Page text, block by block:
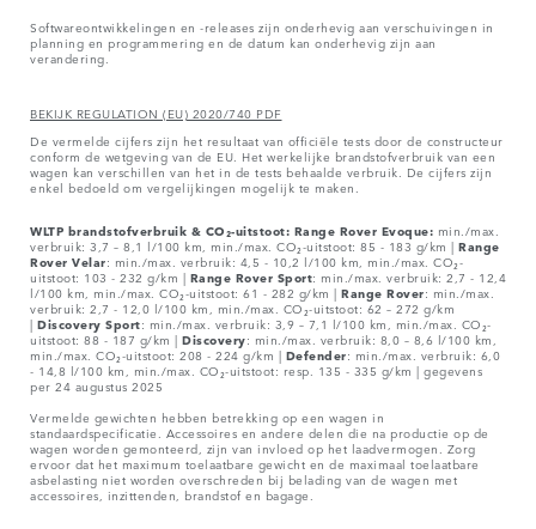
Softwareontwikkelingen en -releases zijn onderhevig aan verschuivingen in
planning en programmering en de datum kan onderhevig zijn aan
verandering.
BEKIJK REGULATION (EU) 2020/740 PDF
De vermelde cijfers zijn het resultaat van officiële tests door de constructeur
conform de wetgeving van de EU. Het werkelijke brandstofverbruik van een
wagen kan verschillen van het in de tests behaalde verbruik. De cijfers zijn
enkel bedoeld om vergelijkingen mogelijk te maken.
WLTP brandstofverbruik & CO₂-uitstoot: Range Rover Evoque: min./max.
verbruik: 3,7 – 8,1 l/100 km, min./max. CO₂-uitstoot: 85 - 183 g/km | Range
Rover Velar: min./max. verbruik: 4,5 - 10,2 l/100 km, min./max. CO₂-
uitstoot: 103 - 232 g/km | Range Rover Sport: min./max. verbruik: 2,7 - 12,4
l/100 km, min./max. CO₂-uitstoot: 61 - 282 g/km | Range Rover: min./max.
verbruik: 2,7 - 12,0 l/100 km, min./max. CO₂-uitstoot: 62 – 272 g/km
| Discovery Sport: min./max. verbruik: 3,9 – 7,1 l/100 km, min./max. CO₂-
uitstoot: 88 - 187 g/km | Discovery: min./max. verbruik: 8,0 – 8,6 l/100 km,
min./max. CO₂-uitstoot: 208 - 224 g/km | Defender: min./max. verbruik: 6,0
- 14,8 l/100 km, min./max. CO₂-uitstoot: resp. 135 - 335 g/km | gegevens
per 24 augustus 2025
Vermelde gewichten hebben betrekking op een wagen in
standaardspecificatie. Accessoires en andere delen die na productie op de
wagen worden gemonteerd, zijn van invloed op het laadvermogen. Zorg
ervoor dat het maximum toelaatbare gewicht en de maximaal toelaatbare
asbelasting niet worden overschreden bij belading van de wagen met
accessoires, inzittenden, brandstof en bagage.